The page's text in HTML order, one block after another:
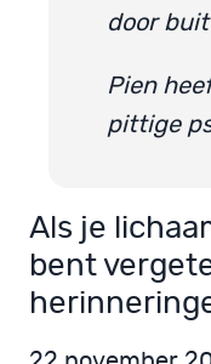
door
Pien
pittige
Als je
bent